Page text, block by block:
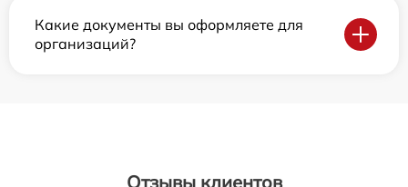
Какие документы вы оформляете для
организаций?
Отзывы клиентов